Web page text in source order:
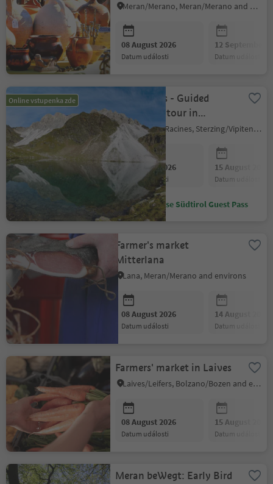
Meran/Merano, Meran/Merano and environs
08 August 2026
datum události
12 September
datum události
Online vstupenka zde
Seven lakes - Guided
seven-lake tour in
Ridnaun
Ratschings/Racines, Sterzing/Vipiteno and environs
08 August 2026
datum události
15 August 2026
datum události
Ušetřete se Südtirol Guest Pass
Farmer's market
Mitterlana
Lana, Meran/Merano and environs
08 August 2026
datum události
14 August 2026
datum události
Farmers' market in Laives
Laives/Leifers, Bolzano/Bozen and environs
08 August 2026
datum události
15 August 2026
datum události
Meran beWegt: Early Bird